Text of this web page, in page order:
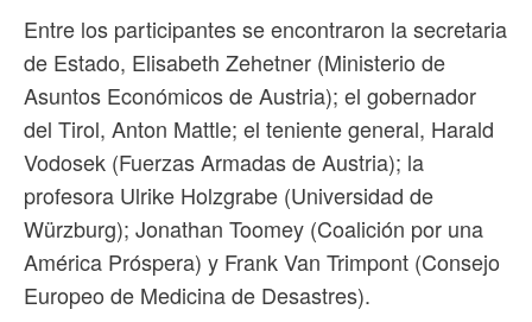
Entre los participantes se encontraron la secretaria
de Estado, Elisabeth Zehetner (Ministerio de
Asuntos Económicos de Austria); el gobernador
del Tirol, Anton Mattle; el teniente general, Harald
Vodosek (Fuerzas Armadas de Austria); la
profesora Ulrike Holzgrabe (Universidad de
Würzburg); Jonathan Toomey (Coalición por una
América Próspera) y Frank Van Trimpont (Consejo
Europeo de Medicina de Desastres).